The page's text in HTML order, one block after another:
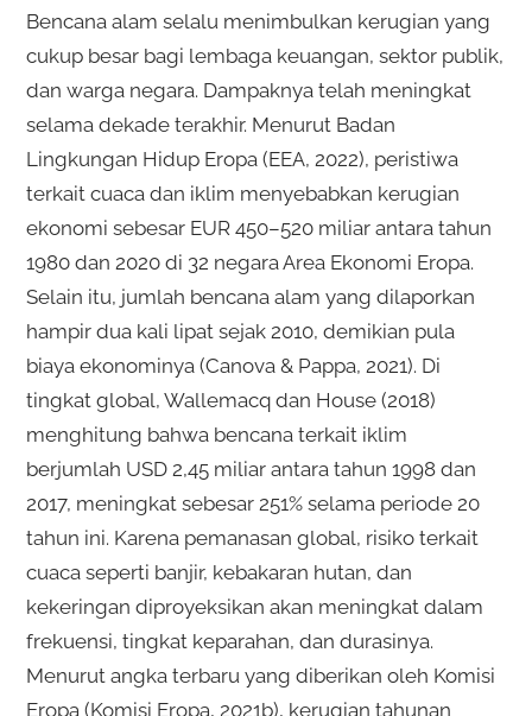
Bencana alam selalu menimbulkan kerugian yang
cukup besar bagi lembaga keuangan, sektor publik,
dan warga negara. Dampaknya telah meningkat
selama dekade terakhir. Menurut Badan
Lingkungan Hidup Eropa (EEA, 2022), peristiwa
terkait cuaca dan iklim menyebabkan kerugian
ekonomi sebesar EUR 450–520 miliar antara tahun
1980 dan 2020 di 32 negara Area Ekonomi Eropa.
Selain itu, jumlah bencana alam yang dilaporkan
hampir dua kali lipat sejak 2010, demikian pula
biaya ekonominya (Canova & Pappa, 2021). Di
tingkat global, Wallemacq dan House (2018)
menghitung bahwa bencana terkait iklim
berjumlah USD 2,45 miliar antara tahun 1998 dan
2017, meningkat sebesar 251% selama periode 20
tahun ini. Karena pemanasan global, risiko terkait
cuaca seperti banjir, kebakaran hutan, dan
kekeringan diproyeksikan akan meningkat dalam
frekuensi, tingkat keparahan, dan durasinya.
Menurut angka terbaru yang diberikan oleh Komisi
Eropa (Komisi Eropa, 2021b), kerugian tahunan